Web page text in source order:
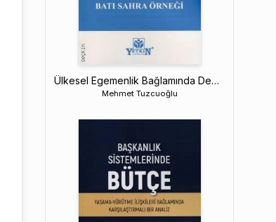
Ülkesel Egemenlik Bağlamında Devletlerin Oluşumu ve Ülke Edinimi
Mehmet Tuzcuoğlu